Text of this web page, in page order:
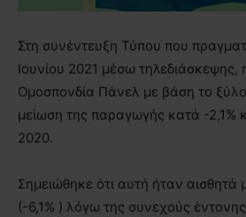
Στη συνέντευξη Τύπου που
Ιουνίου 2021 μέσω τηλεδιάσκεψης,
Ομοσπονδία Πάνελ με βάση το
μείωση της παραγωγής κατά -2,1%
2020.
Σημειώθηκε ότι αυτή ήταν αισθητά
(-6,1% ) λόγω της συνεχούς